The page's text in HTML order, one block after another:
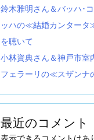
鈴木雅明さん＆バッハ･
ッハの≪結婚カンター
を聴いて
小林資典さん＆神戸市室
フェラーリの≪スザンナ
最近のコメント